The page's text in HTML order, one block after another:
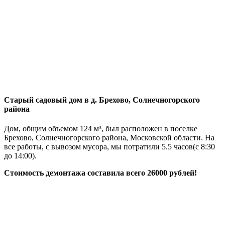
Старый садовый дом в д. Брехово, Солнечногорского
района
Дом, общим объемом 124 м³, был расположен в поселке
Брехово, Солнечногорского района, Московской области. На
все работы, с вывозом мусора, мы потратили 5.5 часов(с 8:30
до 14:00).
Стоимость демонтажа составила всего 26000 рублей!